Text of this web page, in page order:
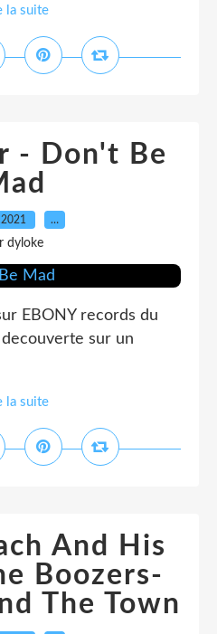
la suite
- Don't Be
…
dyloke
EBONY records du
sur un
la suite
And His
Boozers-
The Town